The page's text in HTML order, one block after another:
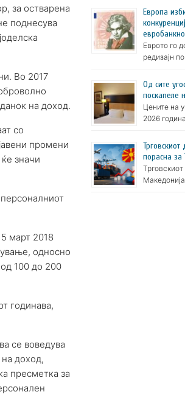
за остварена
поднесува
Во 2017
на доход.
со
промени
значи
март 2018
односно
100 до 200
годинава,
се воведува
доход,
пресметка за
Европа
Еврото го
редизајн
Oд сите
поскапеле
Цените на
2026
порасна за